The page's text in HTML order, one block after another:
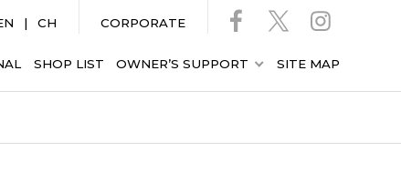
CORPORATE
CH
SHOP LIST OWNER’S SUPPORT SITE MAP